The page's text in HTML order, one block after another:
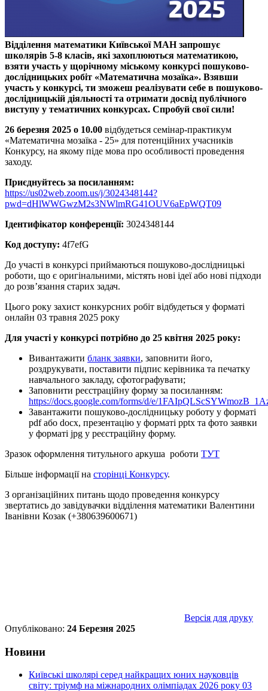
Відділення математики Київської МАН запрошує
школярів 5-8 класів, які захоплюються математикою,
взяти участь у щорічному міському конкурсі пошуково-
дослідницьких робіт «Математична мозаїка». Взявши
участь у конкурсі, ти зможеш реалізувати себе в пошуково-
дослідницькій діяльності та отримати досвід публічного
виступу у тематичних конкурсах. Спробуй свої сили!
26 березня 2025 о 10.00 відбудеться семінар-практикум
«Математична мозаїка - 25» для потенційних учасників
Конкурсу, на якому піде мова про особливості проведення
заходу.
Приєднуйтесь за посиланням:
https://us02web.zoom.us/j/3024348144?
pwd=dHlWWGwzM2s3NWlmRG41OUV6aEpWQT09
Ідентифікатор конференції: 3024348144
Код доступу: 4f7efG
До участі в конкурсі приймаються пошуково-дослідницькі
роботи, що є оригінальними, містять нові ідеї або нові підходи
до розв’язання старих задач.
Цього року захист конкурсних робіт відбудеться у форматі
онлайн 03 травня 2025 року
Для участі у конкурсі потрібно до 25 квітня 2025 року:
Вивантажити бланк заявки, заповнити його,
роздрукувати, поставити підпис керівника та печатку
навчального закладу, сфотографувати;
Заповнити реєстраційну форму за посиланням:
https://docs.google.com/forms/d/e/
Завантажити пошуково-дослідницьку роботу у форматі
pdf або docx, презентацію у форматі pptx та фото заявки
у форматі jpg у реєстраційну форму.
Зразок оформлення титульного аркуша роботи ТУТ
Більше інформації на сторінці Конкурсу.
З організаційних питань щодо проведення конкурсу
звертатись до завідувачки відділення математики Валентини
Іванівни Козак (+380639600671)
Версія для друку
Опубліковано: 24 Березня 2025
Новини
Київські школярі серед найкращих юних науковців
світу: тріумф на міжнародних олімпіадах 2026 року 03